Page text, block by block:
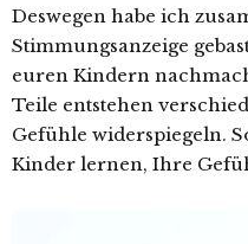
Deswegen habe ich
Stimmungsanzeige
euren Kindern
Teile entstehen
Gefühle widerspiegeln.
Kinder lernen, Ihre